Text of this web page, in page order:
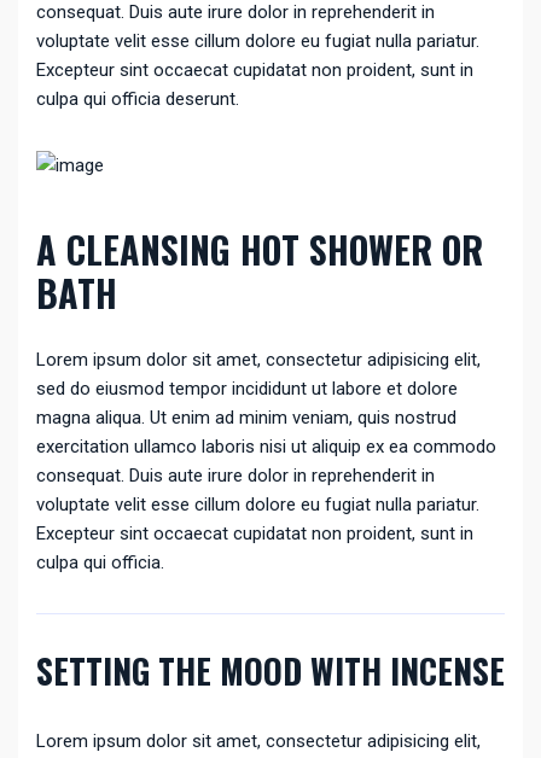
consequat. Duis aute irure dolor in reprehenderit in
voluptate velit esse cillum dolore eu fugiat nulla pariatur.
Excepteur sint occaecat cupidatat non proident, sunt in
culpa qui officia deserunt.
A CLEANSING HOT SHOWER OR
BATH
Lorem ipsum dolor sit amet, consectetur adipisicing elit,
sed do eiusmod tempor incididunt ut labore et dolore
magna aliqua. Ut enim ad minim veniam, quis nostrud
exercitation ullamco laboris nisi ut aliquip ex ea commodo
consequat. Duis aute irure dolor in reprehenderit in
voluptate velit esse cillum dolore eu fugiat nulla pariatur.
Excepteur sint occaecat cupidatat non proident, sunt in
culpa qui officia.
SETTING THE MOOD WITH INCENSE
Lorem ipsum dolor sit amet, consectetur adipisicing elit,